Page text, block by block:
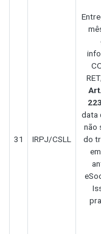
31 IRPJ/CSLL
data
não
do